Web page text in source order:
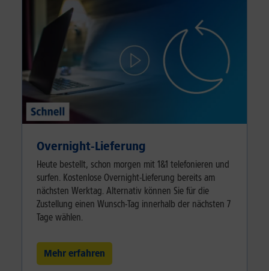
Overnight-Lieferung
Heute bestellt, schon morgen mit 1&1 telefonieren und
surfen. Kostenlose Overnight-Lieferung bereits am
nächsten Werktag. Alternativ können Sie für die
Zustellung einen Wunsch-Tag innerhalb der nächsten 7
Tage wählen.
Mehr erfahren